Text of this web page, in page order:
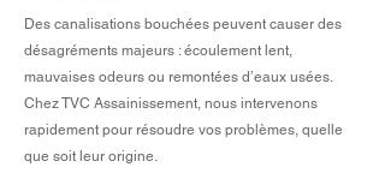
Des canalisations bouchées peuvent causer des
désagréments majeurs : écoulement lent,
mauvaises odeurs ou remontées d’eaux usées.
Chez TVC Assainissement, nous intervenons
rapidement pour résoudre vos problèmes, quelle
que soit leur origine.